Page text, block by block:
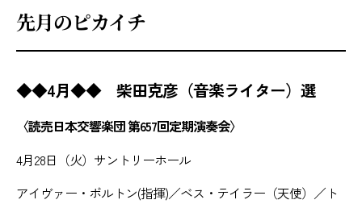
先月のピカイチ
◆◆4月◆◆ 柴田克彦（音楽ライター）選
〈読売日本交響楽団 第657回定期演奏会〉
4月28日（火）サントリーホール
アイヴァー・ボルトン(指揮)／ベス・テイラー（天使）／ト